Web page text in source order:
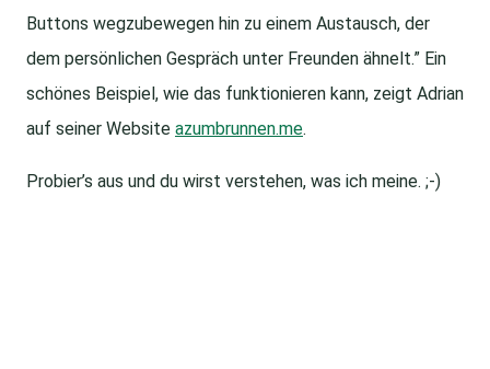
Buttons wegzubewegen hin zu einem Austausch, der
dem persönlichen Gespräch unter Freunden ähnelt.” Ein
schönes Beispiel, wie das funktionieren kann, zeigt Adrian
auf seiner Website azumbrunnen.me.
Probier’s aus und du wirst verstehen, was ich meine. ;-)